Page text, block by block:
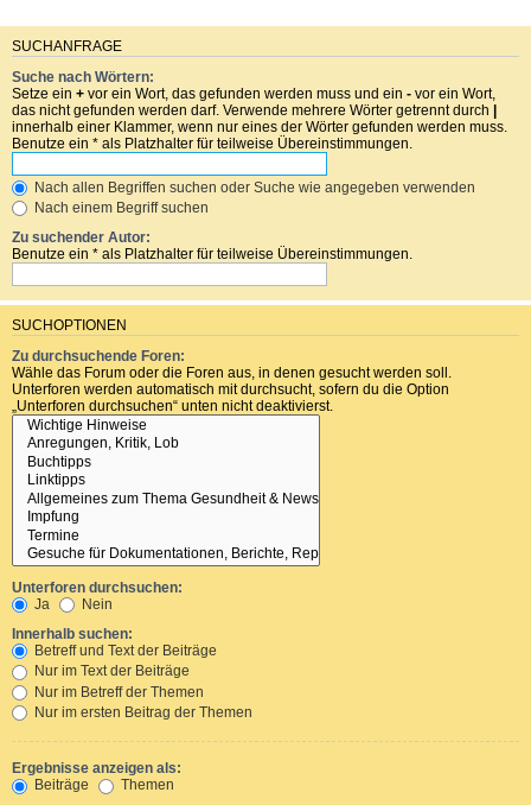
SUCHANFRAGE
Suche nach Wörtern:
Setze ein + vor ein Wort, das gefunden werden muss und ein - vor ein Wort,
das nicht gefunden werden darf. Verwende mehrere Wörter getrennt durch |
innerhalb einer Klammer, wenn nur eines der Wörter gefunden werden muss.
Benutze ein * als Platzhalter für teilweise Übereinstimmungen.
Nach allen Begriffen suchen oder Suche wie angegeben verwenden
Nach einem Begriff suchen
Zu suchender Autor:
Benutze ein * als Platzhalter für teilweise Übereinstimmungen.
SUCHOPTIONEN
Zu durchsuchende Foren:
Wähle das Forum oder die Foren aus, in denen gesucht werden soll.
Unterforen werden automatisch mit durchsucht, sofern du die Option
„Unterforen durchsuchen“ unten nicht deaktivierst.
Unterforen durchsuchen:
Ja
Nein
Innerhalb suchen:
Betreff und Text der Beiträge
Nur im Text der Beiträge
Nur im Betreff der Themen
Nur im ersten Beitrag der Themen
Ergebnisse anzeigen als:
Beiträge
Themen